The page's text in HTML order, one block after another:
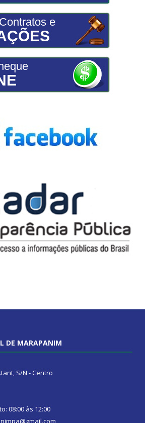
e
DE MARAPANIM
S/N - Centro
08:00 às 12:00